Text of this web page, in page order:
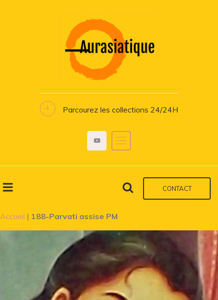
Parcourez les collections 24/24H
CONTACT
Accueil | 188-Parvati assise PM